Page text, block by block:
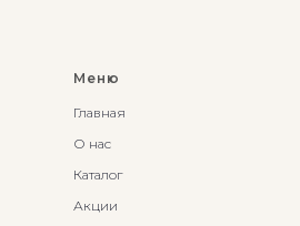
Меню
Главная
О нас
Каталог
Акции